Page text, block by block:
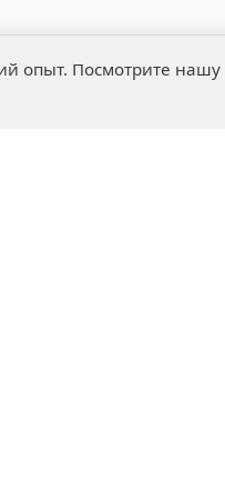
опыт. Посмотрите нашу